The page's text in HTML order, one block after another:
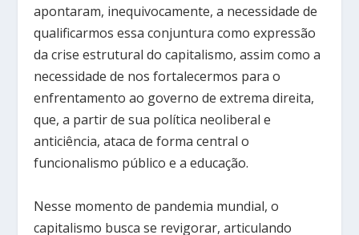
apontaram, inequivocamente, a necessidade de
qualificarmos essa conjuntura como expressão
da crise estrutural do capitalismo, assim como a
necessidade de nos fortalecermos para o
enfrentamento ao governo de extrema direita,
que, a partir de sua política neoliberal e
anticiência, ataca de forma central o
funcionalismo público e a educação.
Nesse momento de pandemia mundial, o
capitalismo busca se revigorar, articulando